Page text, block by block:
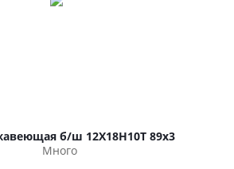
б/ш 12Х18Н10Т 89х3
Много